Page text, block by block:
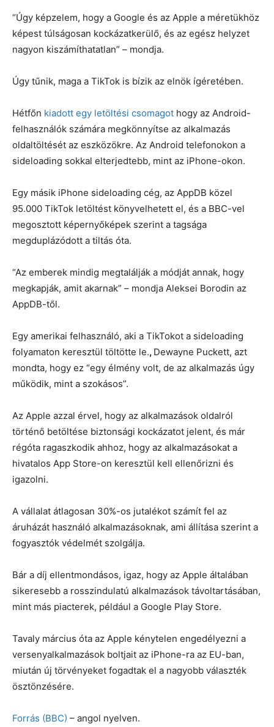
“Úgy képzelem, hogy a Google és az Apple a méretükhöz
képest túlságosan kockázatkerülő, és az egész helyzet
nagyon kiszámíthatatlan” – mondja.
Úgy tűnik, maga a TikTok is bízik az elnök ígéretében.
Hétfőn kiadott egy letöltési csomagot hogy az Android-
felhasználók számára megkönnyítse az alkalmazás
oldaltöltését az eszközökre. Az Android telefonokon a
sideloading sokkal elterjedtebb, mint az iPhone-okon.
Egy másik iPhone sideloading cég, az AppDB közel
95.000 TikTok letöltést könyvelhetett el, és a BBC-vel
megosztott képernyőképek szerint a tagsága
megduplázódott a tiltás óta.
“Az emberek mindig megtalálják a módját annak, hogy
megkapják, amit akarnak” – mondja Aleksei Borodin az
AppDB-től.
Egy amerikai felhasználó, aki a TikTokot a sideloading
folyamaton keresztül töltötte le., Dewayne Puckett, azt
mondta, hogy ez “egy élmény volt, de az alkalmazás úgy
működik, mint a szokásos”.
Az Apple azzal érvel, hogy az alkalmazások oldalról
történő betöltése biztonsági kockázatot jelent, és már
régóta ragaszkodik ahhoz, hogy az alkalmazásokat a
hivatalos App Store-on keresztül kell ellenőrizni és
igazolni.
A vállalat átlagosan 30%-os jutalékot számít fel az
áruházát használó alkalmazásoknak, ami állítása szerint a
fogyasztók védelmét szolgálja.
Bár a díj ellentmondásos, igaz, hogy az Apple általában
sikeresebb a rosszindulatú alkalmazások távoltartásában,
mint más piacterek, például a Google Play Store.
Tavaly március óta az Apple kénytelen engedélyezni a
versenyalkalmazások boltjait az iPhone-ra az EU-ban,
miután új törvényeket fogadtak el a nagyobb választék
ösztönzésére.
Forrás (BBC) – angol nyelven.